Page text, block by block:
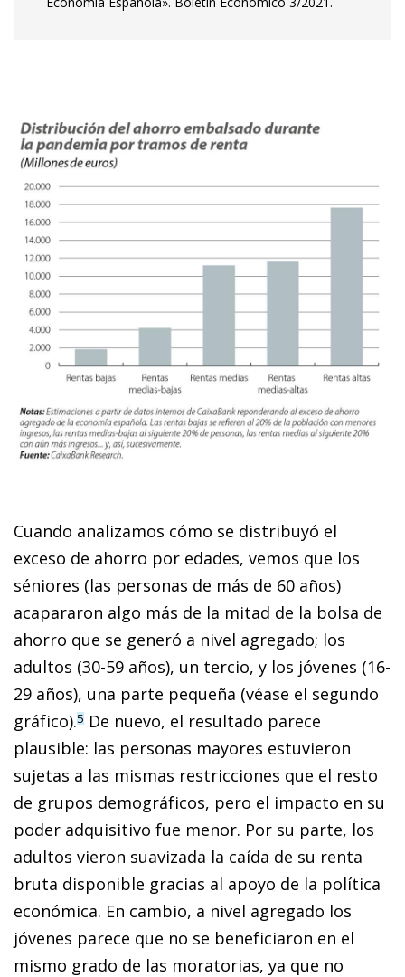
Cuando analizamos cómo se distribuyó el
exceso de ahorro por edades, vemos que los
séniores (las personas de más de 60 años)
acapararon algo más de la mitad de la bolsa de
ahorro que se generó a nivel agregado; los
adultos (30-59 años), un tercio, y los jóvenes (16-
29 años), una parte pequeña (véase el segundo
gráfico).5 De nuevo, el resultado parece
plausible: las personas mayores estuvieron
sujetas a las mismas restricciones que el resto
de grupos demográficos, pero el impacto en su
poder adquisitivo fue menor. Por su parte, los
adultos vieron suavizada la caída de su renta
bruta disponible gracias al apoyo de la política
económica. En cambio, a nivel agregado los
jóvenes parece que no se beneficiaron en el
mismo grado de las moratorias, ya que no